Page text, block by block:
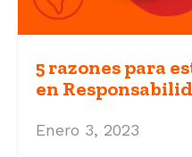
5 razones para
en
Enero 3, 2023